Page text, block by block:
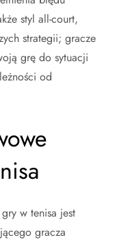
styl all-court,
strategii; gracze
grę do sytuacji
od
w tenisa jest
gracza